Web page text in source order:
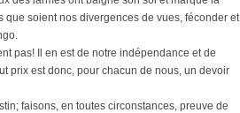
soient nos divergences de vues, féconder et
pas! Il en est de notre indépendance et de
prix est donc, pour chacun de nous, un devoir
faisons, en toutes circonstances, preuve de